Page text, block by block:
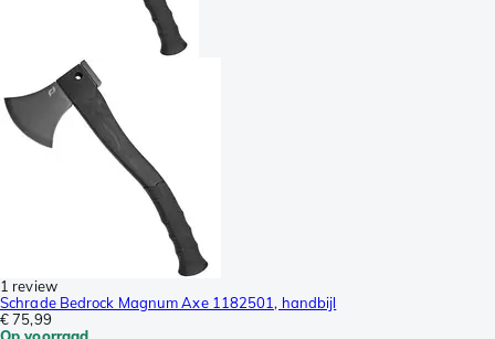
1 review
Schrade Bedrock Magnum Axe 1182501, handbijl
€ 75,99
Op voorraad